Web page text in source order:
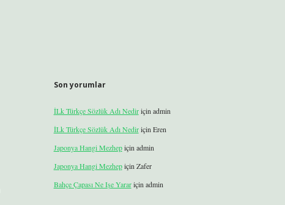
Son yorumlar
İLk Türkçe Sözlük Adı Nediriçin admin
İLk Türkçe Sözlük Adı Nediriçin Eren
Japonya Hangi Mezhepiçin admin
Japonya Hangi Mezhepiçin Zafer
Bahçe Çapası Ne Işe Yarariçin admin